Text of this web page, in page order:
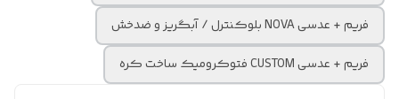
فریم + عدسی NOVA بلوکنترل / آبگریز و ضدخش
فریم + عدسی CUSTOM فتوکرومیک ساخت کره